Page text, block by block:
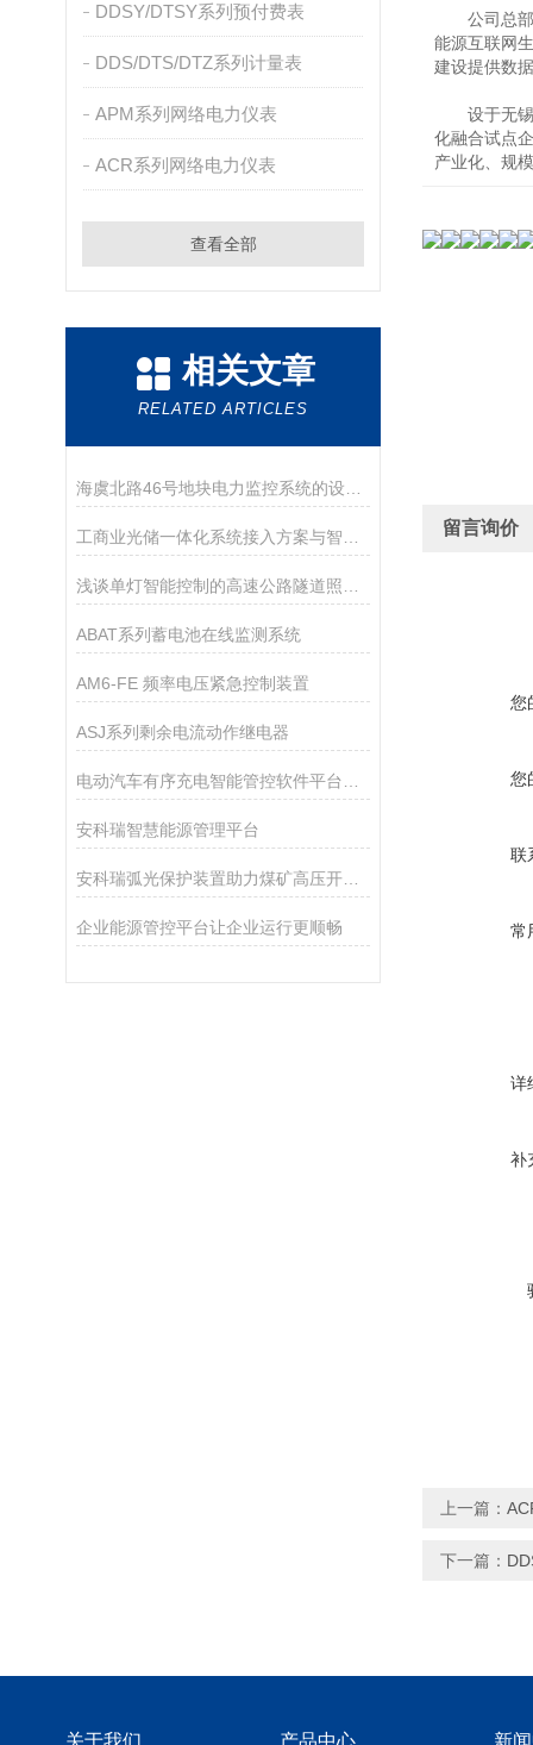
DDSY/DTSY系列预付费表
DDS/DTS/DTZ系列计量表
APM系列网络电力仪表
ACR系列网络电力仪表
查看全部
相关文章
RELATED ARTICLES
ABAT系列蓄电池在线监测系统
AM6-FE 频率电压紧急控制装置
ASJ系列剩余电流动作继电器
安科瑞智慧能源管理平台
安科瑞弧光保护装置助力煤矿高压开关柜的可靠供电
企业能源管控平台让企业运行更顺畅
公司总部
能源互联网
建设提供数
设于无锡
化融合试点
产业化、规
留言询价
您
您
联
常
详
补
上一篇：
下一篇：